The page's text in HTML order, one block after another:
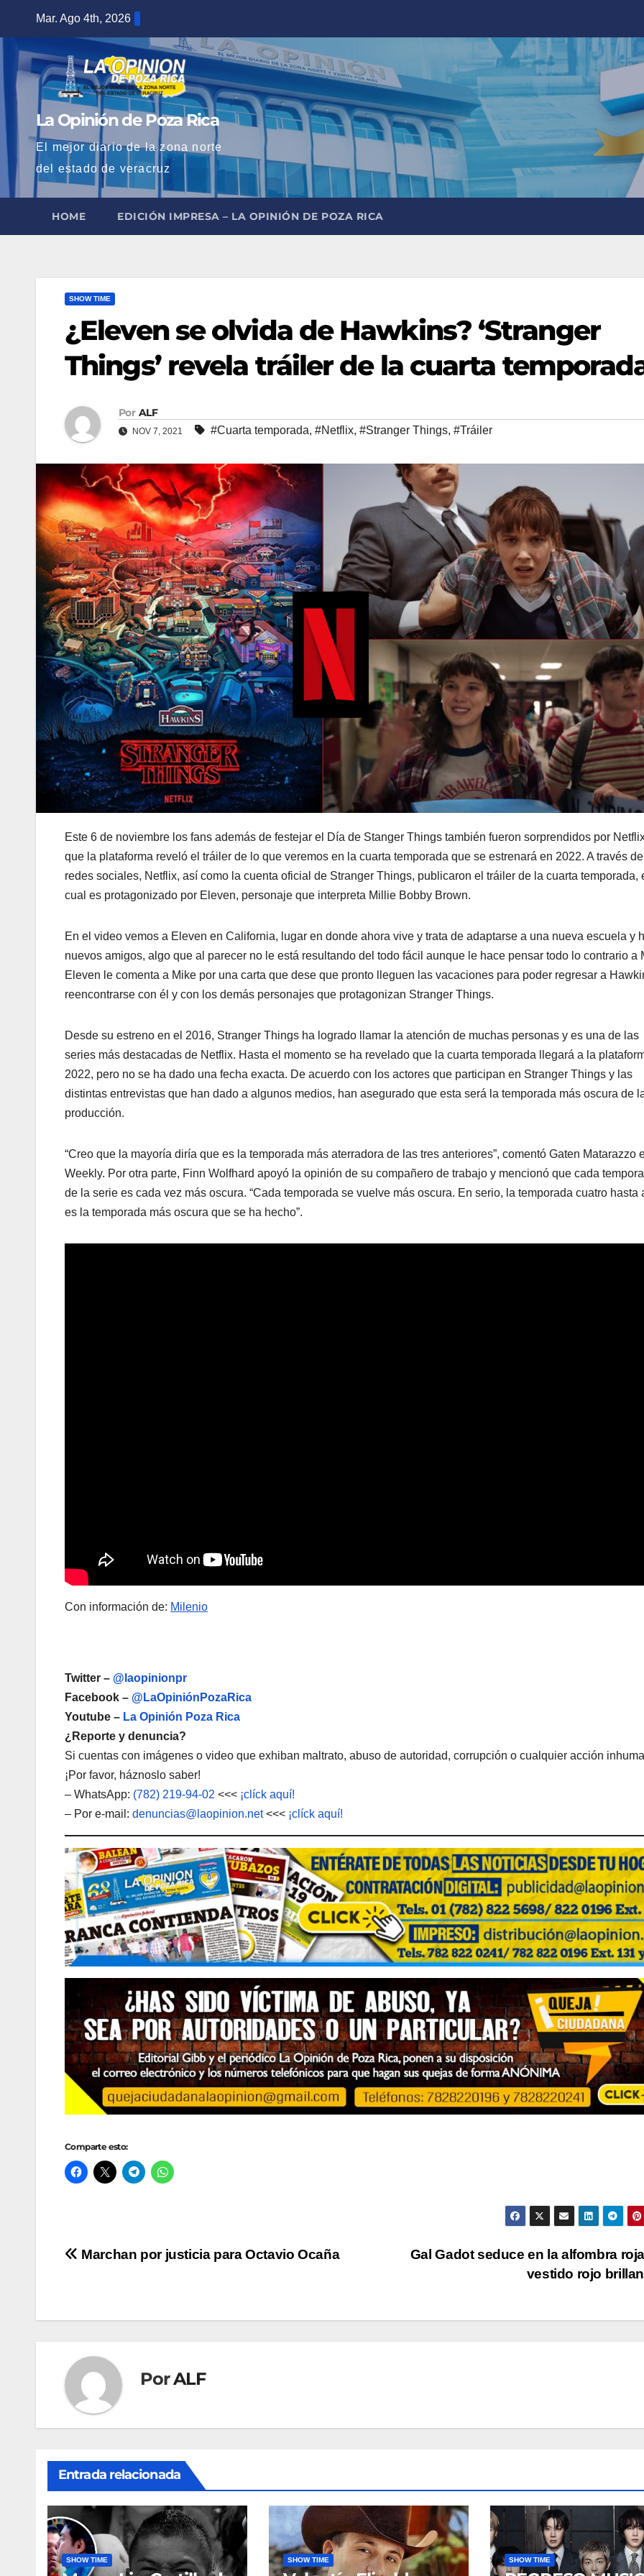
contenido
Mar. Ago 4th, 2026
La Opinión de Poza Rica
El mejor diario de la zona norte
del estado de veracruz
HOME EDICIÓN IMPRESA – LA OPINIÓN DE POZA RICA
SHOW TIME
¿Eleven se olvida de Hawkins? ‘Stranger
Things’ revela tráiler de la cuarta
Por ALF
NOV 7, 2021 #Cuarta temporada, #Netflix, #Stranger Things, #Tráiler
Este 6 de noviembre los fans además de festejar el Día de Stanger Things también fueron sorprendidos por
que la plataforma reveló el tráiler de lo que veremos en la cuarta temporada que se estrenará en 2022. A través
redes sociales, Netflix, así como la cuenta oficial de Stranger Things, publicaron el tráiler de la cuarta temporada,
cual es protagonizado por Eleven, personaje que interpreta Millie Bobby Brown.
En el video vemos a Eleven en California, lugar en donde ahora vive y trata de adaptarse a una nueva escuela y
nuevos amigos, algo que al parecer no le está resultando del todo fácil aunque le hace pensar todo lo contrario a
Eleven le comenta a Mike por una carta que dese que pronto lleguen las vacaciones para poder regresar a
reencontrarse con él y con los demás personajes que protagonizan Stranger Things.
Desde su estreno en el 2016, Stranger Things ha logrado llamar la atención de muchas personas y es una de las
series más destacadas de Netflix. Hasta el momento se ha revelado que la cuarta temporada llegará a la
2022, pero no se ha dado una fecha exacta. De acuerdo con los actores que participan en Stranger Things y las
distintas entrevistas que han dado a algunos medios, han asegurado que esta será la temporada más oscura de
producción.
“Creo que la mayoría diría que es la temporada más aterradora de las tres anteriores”, comentó Gaten Matarazzo
Weekly. Por otra parte, Finn Wolfhard apoyó la opinión de su compañero de trabajo y mencionó que cada
de la serie es cada vez más oscura. “Cada temporada se vuelve más oscura. En serio, la temporada cuatro hasta
es la temporada más oscura que se ha hecho”.
Con información de: Milenio
Twitter – @laopinionpr
Facebook – @LaOpiniónPozaRica
Youtube – La Opinión Poza Rica
¿Reporte y denuncia?
Si cuentas con imágenes o video que exhiban maltrato, abuso de autoridad, corrupción o cualquier acción
¡Por favor, háznoslo saber!
– WhatsApp: (782) 219-94-02 <<< ¡clíck aquí!
– Por e-mail: denuncias@laopinion.net<<< ¡clíck aquí!
Comparte esto:
Navegación
entradas
Gal Gadot seduce en la alfombra
vestido rojo
Marchan por justicia para Octavio Ocaña
PorALF
Entrada relacionada
SHOW TIME SHOW TIME SHOW TIME